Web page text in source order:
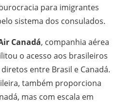
para imigrantes
sistema dos consulados.
Canadá, companhia aérea
o acesso aos brasileiros
entre Brasil e Canadá.
também proporciona
mas com escala em